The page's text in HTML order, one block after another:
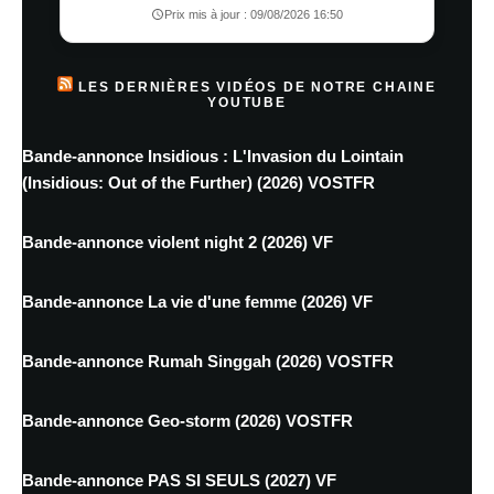
Prix mis à jour : 09/08/2026 16:50
LES DERNIÈRES VIDÉOS DE NOTRE CHAINE
YOUTUBE
Bande-annonce Insidious : L'Invasion du Lointain
(Insidious: Out of the Further) (2026) VOSTFR
Bande-annonce violent night 2 (2026) VF
Bande-annonce La vie d'une femme (2026) VF
Bande-annonce Rumah Singgah (2026) VOSTFR
Bande-annonce Geo-storm (2026) VOSTFR
Bande-annonce PAS SI SEULS (2027) VF